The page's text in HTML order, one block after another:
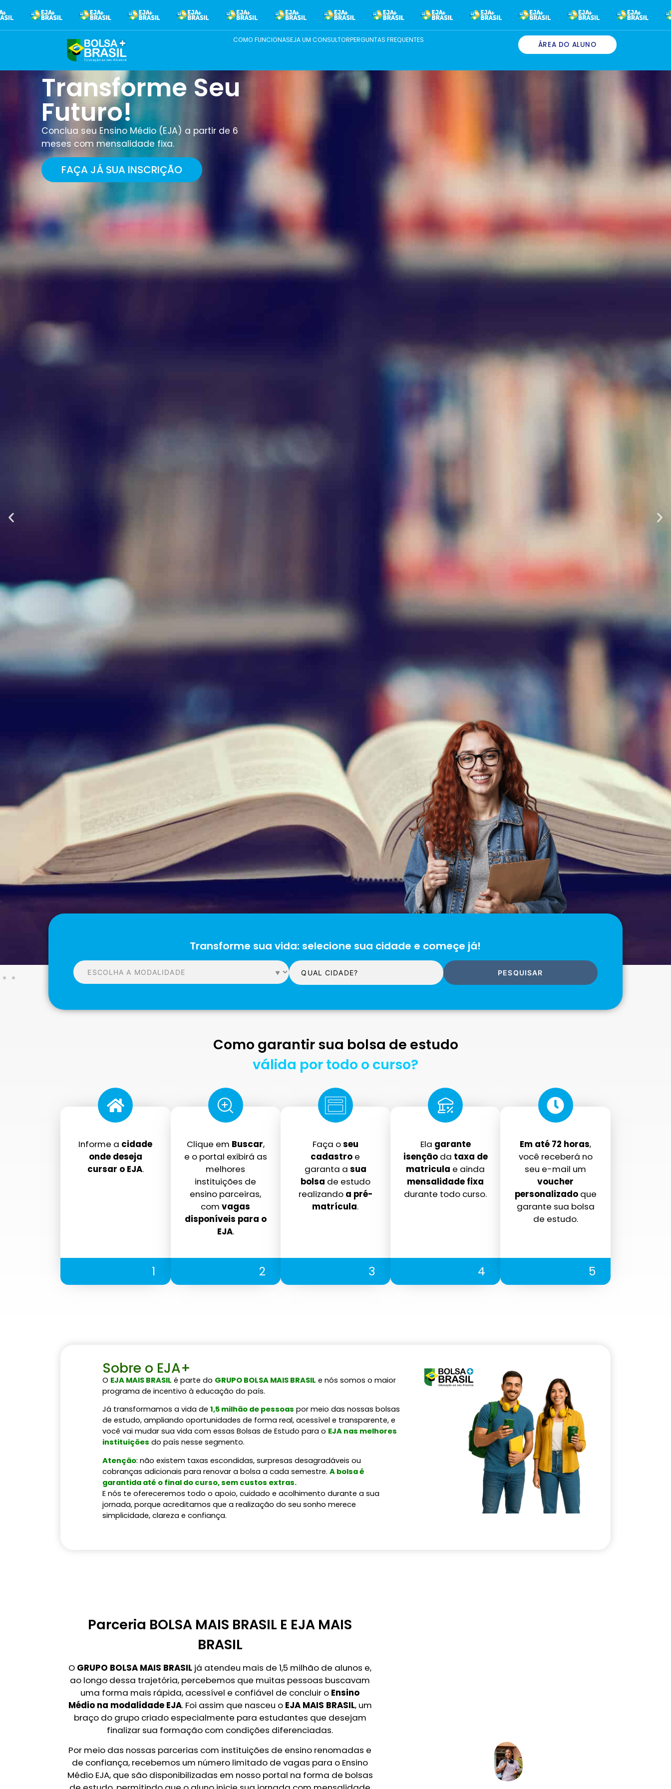
COMO FUNCIONASEJA UM CONSULTORPERGUNTAS FREQUENTES
ÁREA DO ALUNO
Transforme Seu
Futuro!
Conclua seu Ensino Médio (EJA) a partir de 6
meses com mensalidade fixa.
FAÇA JÁ SUA INSCRIÇÃO
Transforme sua vida: selecione sua cidade e começe já!
PESQUISAR
Como garantir sua bolsa de estudo
válida por todo o curso?
Informe a cidade
onde deseja
cursar o EJA.
1
Clique em Buscar,
e o portal exibirá as
melhores
instituições de
ensino parceiras,
comvagas
disponíveis para o
EJA.
2
Faça oseu
cadastro e
garanta a sua
bolsa de estudo
realizando a pré-
matrícula.
3
Ela garante
isençãoda taxa de
matricula e ainda
mensalidade fixa
durante todo curso.
4
Em até 72 horas,
você receberá no
seu e-mail um
voucher
personalizadoque
garante sua bolsa
de estudo.
5
Sobre o EJA+
O EJA MAIS BRASIL é parte do GRUPO BOLSA MAIS BRASIL e nós somos o maior
programa de incentivo à educação do país.
Já transformamos a vida de1,5 milhão de pessoas por meio das nossas bolsas
de estudo, ampliando oportunidades de forma real, acessível e transparente, e
você vai mudar sua vida com essas Bolsas de Estudo para o EJA nas melhores
instituições do país nesse segmento.
Atenção: não existem taxas escondidas, surpresas desagradáveis ou
cobranças adicionais para renovar a bolsa a cada semestre.A bolsa é
garantida até o final do curso, sem custos extras.
E nós te ofereceremos todo o apoio, cuidado e acolhimento durante a sua
jornada, porque acreditamos que a realização do seu sonho merece
simplicidade, clareza e confiança.
Parceria BOLSA MAIS BRASIL E EJA MAIS
BRASIL
O GRUPO BOLSA MAIS BRASIL já atendeu mais de 1,5 milhão de alunos e,
ao longo dessa trajetória, percebemos que muitas pessoas buscavam
uma forma mais rápida, acessível e confiável de concluir o Ensino
Médio na modalidade EJA. Foi assim que nasceu o EJA MAIS BRASIL, um
braço do grupo criado especialmente para estudantes que desejam
finalizar sua formação com condições diferenciadas.
Por meio das nossas parcerias com instituições de ensino renomadas e
de confiança, recebemos um número limitado de vagas para o Ensino
Médio EJA, que são disponibilizadas em nosso portal na forma de bolsas